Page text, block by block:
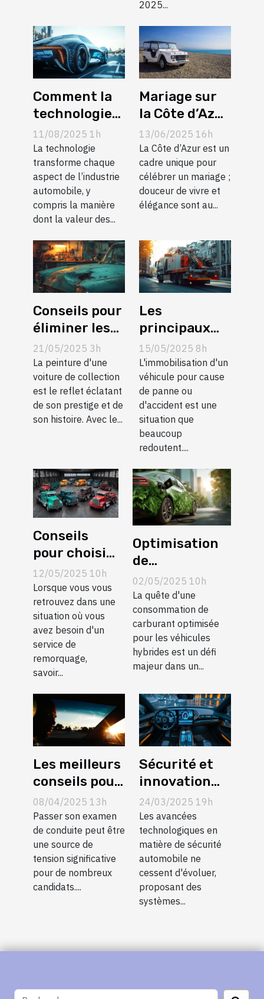
2025...
Comment la
technologie
influence-t-
elle la
dévaluation
des modèles
de voiture ?
11/08/2025 1h
La technologie
transforme chaque
aspect de l’industrie
automobile, y
compris la manière
dont la valeur des...
Mariage sur
la Côte d’Azur
: suivez les
tendances
avec la
location
d’une Méhari
13/06/2025 16h
La Côte d’Azur est un
cadre unique pour
célébrer un mariage ;
douceur de vivre et
élégance sont au...
Conseils pour
éliminer les
taches mates
sur les
peintures de
voitures de
collection
21/05/2025 3h
La peinture d'une
voiture de collection
est le reflet éclatant
de son prestige et de
son histoire. Avec le...
Les
principaux
avantages du
service de
remorquage
professionnel
15/05/2025 8h
L'immobilisation d'un
véhicule pour cause
de panne ou
d'accident est une
situation que
beaucoup
redoutent....
Conseils
pour choisir
le service de
remorquage
adapté à vos
besoins
12/05/2025 10h
Lorsque vous vous
retrouvez dans une
situation où vous
avez besoin d'un
service de
remorquage,
savoir...
Optimisation
de
consommation
de carburant
pour véhicules
hybrides les
stratégies
efficaces
02/05/2025 10h
La quête d'une
consommation de
carburant optimisée
pour les véhicules
hybrides est un défi
majeur dans un...
Les meilleurs
conseils pour
réduire le
stress avant
l'examen de
conduite
08/04/2025 13h
Passer son examen
de conduite peut être
une source de
tension significative
pour de nombreux
candidats....
Sécurité et
innovation
les derniers
systèmes
d’assistance
à la conduite
pour voitures
familiales
24/03/2025 19h
Les avancées
technologiques en
matière de sécurité
automobile ne
cessent d'évoluer,
proposant des
systèmes...